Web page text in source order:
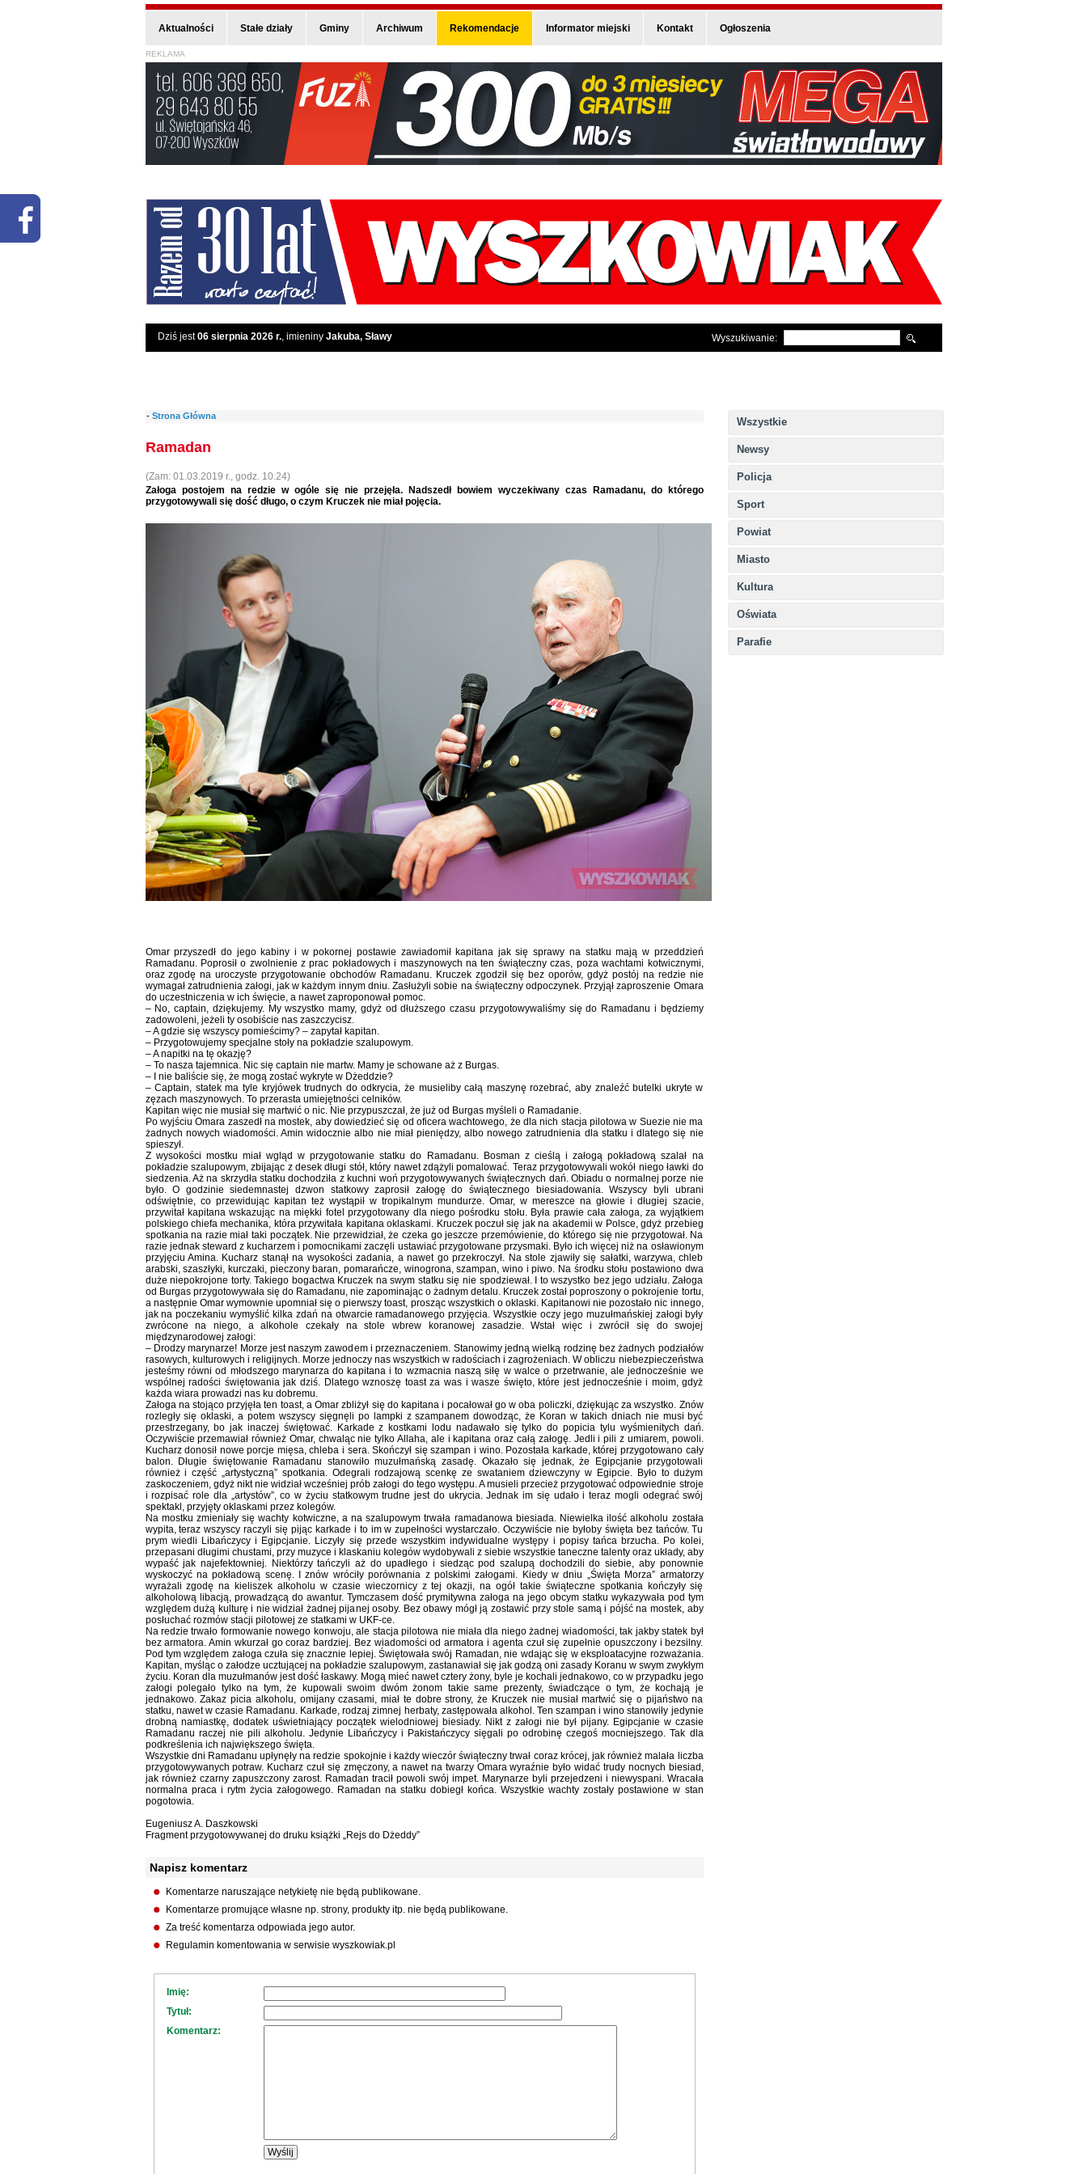
Aktualności Stałe działy Gminy Archiwum Rekomendacje Informator miejski Kontakt Ogłoszenia
REKLAMA
Dziś jest06 sierpnia 2026 r., imieniny Jakuba, Sławy Wyszukiwanie:
Wszystkie
Newsy
Policja
Sport
Powiat
Miasto
Kultura
Oświata
Parafie
- Strona Główna
Ramadan
(Zam: 01.03.2019 r., godz. 10.24)
Załoga postojem na redzie w ogóle się nie przejęła. Nadszedł bowiem wyczekiwany czas Ramadanu, do którego
przygotowywali się dość długo, o czym Kruczek nie miał pojęcia.
Omar przyszedł do jego kabiny i w pokornej postawie zawiadomił kapitana jak się sprawy na statku mają w przeddzień
Ramadanu. Poprosił o zwolnienie z prac pokładowych i maszynowych na ten świąteczny czas, poza wachtami kotwicznymi,
oraz zgodę na uroczyste przygotowanie obchodów Ramadanu. Kruczek zgodził się bez oporów, gdyż postój na redzie nie
wymagał zatrudnienia załogi, jak w każdym innym dniu. Zasłużyli sobie na świąteczny odpoczynek. Przyjął zaproszenie Omara
do uczestniczenia w ich święcie, a nawet zaproponował pomoc.
– No, captain, dziękujemy. My wszystko mamy, gdyż od dłuższego czasu przygotowywaliśmy się do Ramadanu i będziemy
zadowoleni, jeżeli ty osobiście nas zaszczycisz.
– A gdzie się wszyscy pomieścimy? – zapytał kapitan.
– Przygotowujemy specjalne stoły na pokładzie szalupowym.
– A napitki na tę okazję?
– To nasza tajemnica. Nic się captain nie martw. Mamy je schowane aż z Burgas.
– I nie baliście się, że mogą zostać wykryte w Dżeddzie?
– Captain, statek ma tyle kryjówek trudnych do odkrycia, że musieliby całą maszynę rozebrać, aby znaleźć butelki ukryte w
zęzach maszynowych. To przerasta umiejętności celników.
Kapitan więc nie musiał się martwić o nic. Nie przypuszczał, że już od Burgas myśleli o Ramadanie.
Po wyjściu Omara zaszedł na mostek, aby dowiedzieć się od oficera wachtowego, że dla nich stacja pilotowa w Suezie nie ma
żadnych nowych wiadomości. Amin widocznie albo nie miał pieniędzy, albo nowego zatrudnienia dla statku i dlatego się nie
spieszył.
Z wysokości mostku miał wgląd w przygotowanie statku do Ramadanu. Bosman z cieślą i załogą pokładową szalał na
pokładzie szalupowym, zbijając z desek długi stół, który nawet zdążyli pomalować. Teraz przygotowywali wokół niego ławki do
siedzenia. Aż na skrzydła statku dochodziła z kuchni woń przygotowywanych świątecznych dań. Obiadu o normalnej porze nie
było. O godzinie siedemnastej dzwon statkowy zaprosił załogę do świątecznego biesiadowania. Wszyscy byli ubrani
odświętnie, co przewidując kapitan też wystąpił w tropikalnym mundurze. Omar, w mereszce na głowie i długiej szacie,
przywitał kapitana wskazując na miękki fotel przygotowany dla niego pośrodku stołu. Była prawie cała załoga, za wyjątkiem
polskiego chiefa mechanika, która przywitała kapitana oklaskami. Kruczek poczuł się jak na akademii w Polsce, gdyż przebieg
spotkania na razie miał taki początek. Nie przewidział, że czeka go jeszcze przemówienie, do którego się nie przygotował. Na
razie jednak steward z kucharzem i pomocnikami zaczęli ustawiać przygotowane przysmaki. Było ich więcej niż na osławionym
przyjęciu Amina. Kucharz stanął na wysokości zadania, a nawet go przekroczył. Na stole zjawiły się sałatki, warzywa, chleb
arabski, szaszłyki, kurczaki, pieczony baran, pomarańcze, winogrona, szampan, wino i piwo. Na środku stołu postawiono dwa
duże niepokrojone torty. Takiego bogactwa Kruczek na swym statku się nie spodziewał. I to wszystko bez jego udziału. Załoga
od Burgas przygotowywała się do Ramadanu, nie zapominając o żadnym detalu. Kruczek został poproszony o pokrojenie tortu,
a następnie Omar wymownie upomniał się o pierwszy toast, prosząc wszystkich o oklaski. Kapitanowi nie pozostało nic innego,
jak na poczekaniu wymyślić kilka zdań na otwarcie ramadanowego przyjęcia. Wszystkie oczy jego muzułmańskiej załogi były
zwrócone na niego, a alkohole czekały na stole wbrew koranowej zasadzie. Wstał więc i zwrócił się do swojej
międzynarodowej załogi:
– Drodzy marynarze! Morze jest naszym zawodem i przeznaczeniem. Stanowimy jedną wielką rodzinę bez żadnych podziałów
rasowych, kulturowych i religijnych. Morze jednoczy nas wszystkich w radościach i zagrożeniach. W obliczu niebezpieczeństwa
jesteśmy równi od młodszego marynarza do kapitana i to wzmacnia naszą siłę w walce o przetrwanie, ale jednocześnie we
wspólnej radości świętowania jak dziś. Dlatego wznoszę toast za was i wasze święto, które jest jednocześnie i moim, gdyż
każda wiara prowadzi nas ku dobremu.
Załoga na stojąco przyjęła ten toast, a Omar zbliżył się do kapitana i pocałował go w oba policzki, dziękując za wszystko. Znów
rozległy się oklaski, a potem wszyscy sięgnęli po lampki z szampanem dowodząc, że Koran w takich dniach nie musi być
przestrzegany, bo jak inaczej świętować. Karkade z kostkami lodu nadawało się tylko do popicia tylu wyśmienitych dań.
Oczywiście przemawiał również Omar, chwaląc nie tylko Allaha, ale i kapitana oraz całą załogę. Jedli i pili z umiarem, powoli.
Kucharz donosił nowe porcje mięsa, chleba i sera. Skończył się szampan i wino. Pozostała karkade, której przygotowano cały
balon. Długie świętowanie Ramadanu stanowiło muzułmańską zasadę. Okazało się jednak, że Egipcjanie przygotowali
również i część „artystyczną” spotkania. Odegrali rodzajową scenkę ze swataniem dziewczyny w Egipcie. Było to dużym
zaskoczeniem, gdyż nikt nie widział wcześniej prób załogi do tego występu. A musieli przecież przygotować odpowiednie stroje
i rozpisać role dla „artystów”, co w życiu statkowym trudne jest do ukrycia. Jednak im się udało i teraz mogli odegrać swój
spektakl, przyjęty oklaskami przez kolegów.
Na mostku zmieniały się wachty kotwiczne, a na szalupowym trwała ramadanowa biesiada. Niewielka ilość alkoholu została
wypita, teraz wszyscy raczyli się pijąc karkade i to im w zupełności wystarczało. Oczywiście nie byłoby święta bez tańców. Tu
prym wiedli Libańczycy i Egipcjanie. Liczyły się przede wszystkim indywidualne występy i popisy tańca brzucha. Po kolei,
przepasani długimi chustami, przy muzyce i klaskaniu kolegów wydobywali z siebie wszystkie taneczne talenty oraz układy, aby
wypaść jak najefektowniej. Niektórzy tańczyli aż do upadłego i siedząc pod szalupą dochodzili do siebie, aby ponownie
wyskoczyć na pokładową scenę. I znów wróciły porównania z polskimi załogami. Kiedy w dniu „Święta Morza” armatorzy
wyrażali zgodę na kieliszek alkoholu w czasie wieczornicy z tej okazji, na ogół takie świąteczne spotkania kończyły się
alkoholową libacją, prowadzącą do awantur. Tymczasem dość prymitywna załoga na jego obcym statku wykazywała pod tym
względem dużą kulturę i nie widział żadnej pijanej osoby. Bez obawy mógł ją zostawić przy stole samą i pójść na mostek, aby
posłuchać rozmów stacji pilotowej ze statkami w UKF-ce.
Na redzie trwało formowanie nowego konwoju, ale stacja pilotowa nie miała dla niego żadnej wiadomości, tak jakby statek był
bez armatora. Amin wkurzał go coraz bardziej. Bez wiadomości od armatora i agenta czuł się zupełnie opuszczony i bezsilny.
Pod tym względem załoga czuła się znacznie lepiej. Świętowała swój Ramadan, nie wdając się w eksploatacyjne rozważania.
Kapitan, myśląc o załodze ucztującej na pokładzie szalupowym, zastanawiał się jak godzą oni zasady Koranu w swym zwykłym
życiu. Koran dla muzułmanów jest dość łaskawy. Mogą mieć nawet cztery żony, byle je kochali jednakowo, co w przypadku jego
załogi polegało tylko na tym, że kupowali swoim dwóm żonom takie same prezenty, świadczące o tym, że kochają je
jednakowo. Zakaz picia alkoholu, omijany czasami, miał te dobre strony, że Kruczek nie musiał martwić się o pijaństwo na
statku, nawet w czasie Ramadanu. Karkade, rodzaj zimnej herbaty, zastępowała alkohol. Ten szampan i wino stanowiły jedynie
drobną namiastkę, dodatek uświetniający początek wielodniowej biesiady. Nikt z załogi nie był pijany. Egipcjanie w czasie
Ramadanu raczej nie pili alkoholu. Jedynie Libańczycy i Pakistańczycy sięgali po odrobinę czegoś mocniejszego. Tak dla
podkreślenia ich największego święta.
Wszystkie dni Ramadanu upłynęły na redzie spokojnie i każdy wieczór świąteczny trwał coraz krócej, jak również malała liczba
przygotowywanych potraw. Kucharz czuł się zmęczony, a nawet na twarzy Omara wyraźnie było widać trudy nocnych biesiad,
jak również czarny zapuszczony zarost. Ramadan tracił powoli swój impet. Marynarze byli przejedzeni i niewyspani. Wracała
normalna praca i rytm życia załogowego. Ramadan na statku dobiegł końca. Wszystkie wachty zostały postawione w stan
pogotowia.
Eugeniusz A. Daszkowski
Fragment przygotowywanej do druku książki „Rejs do Dżeddy”
Napisz komentarz
Komentarze naruszające netykietę nie będą publikowane.
Komentarze promujące własne np. strony, produkty itp. nie będą publikowane.
Za treść komentarza odpowiada jego autor.
Regulamin komentowania w serwisie wyszkowiak.pl
Imię:
Tytuł:
Komentarz: